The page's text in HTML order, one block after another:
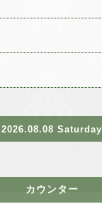
2026.08.08 Saturday
カウンター